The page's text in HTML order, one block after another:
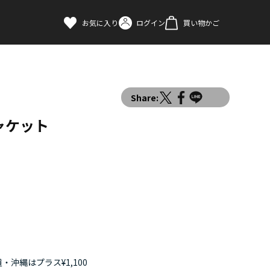
お気に入り ログイン 買い物かご
Share:
ット
沖縄はプラス¥1,100